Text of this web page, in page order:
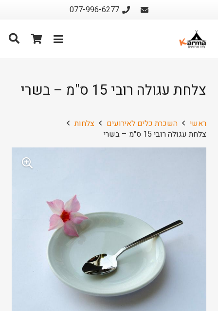
077-996-6277
צלחת עגולה רובי 15 ס"מ – בשרי
ראשי השכרת כלים לאירועים
צלחות
צלחת עגולה רובי 15 ס"מ – בשרי